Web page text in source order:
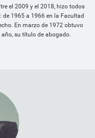
el 2009 y el 2018, hizo todos
de 1965 a 1966 en la Facultad
En marzo de 1972 obtuvo
su título de abogado.